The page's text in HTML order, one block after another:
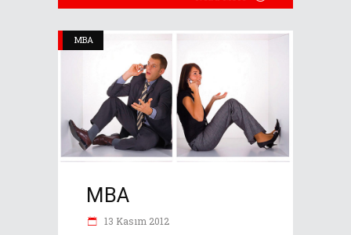
MBA
MBA
13 Kasım 2012